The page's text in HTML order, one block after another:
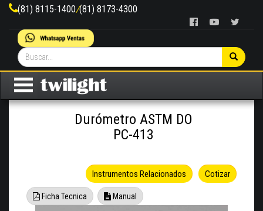
(81) 8115-1400/(81) 8173-4300
Durómetro ASTM DO
PC-413
Cotizar
Instrumentos Relacionados
Ficha Tecnica Manual